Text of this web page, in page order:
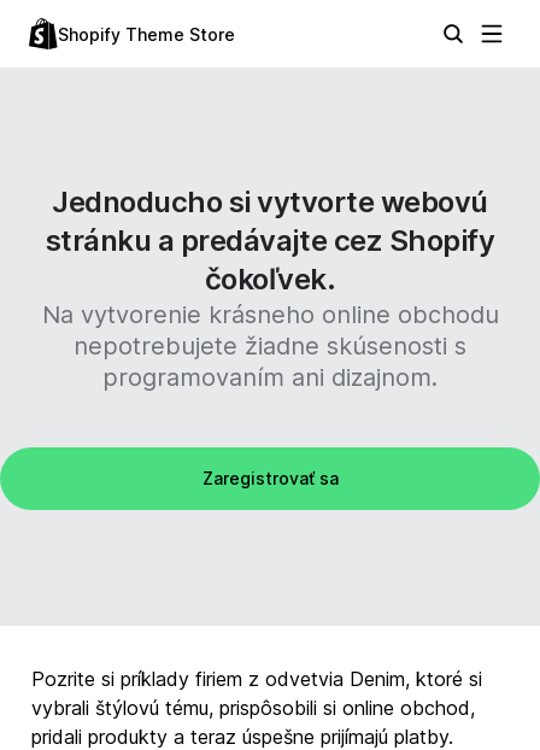
Shopify Theme Store
Jednoducho si vytvorte webovú
stránku a predávajte cez Shopify
čokoľvek.
Na vytvorenie krásneho online obchodu
nepotrebujete žiadne skúsenosti s
programovaním ani dizajnom.
Zaregistrovať sa
Pozrite si príklady firiem z odvetvia Denim, ktoré si
vybrali štýlovú tému, prispôsobili si online obchod,
pridali produkty a teraz úspešne prijímajú platby.